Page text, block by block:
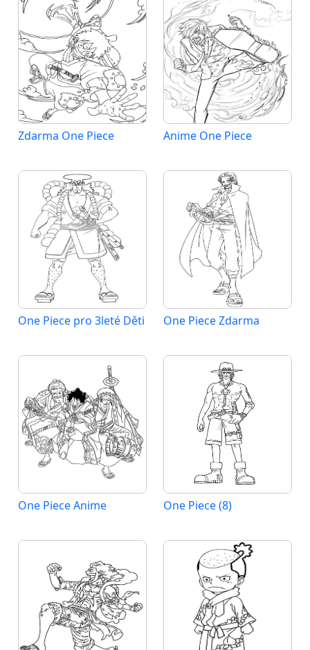
Zdarma One Piece Anime One Piece
One Piece pro 3leté Děti One Piece Zdarma
One Piece Anime One Piece (8)